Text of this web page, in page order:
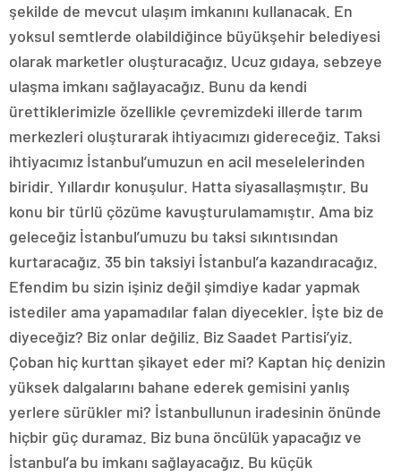
şekilde de mevcut ulaşım imkanını kullanacak. En
yoksul semtlerde olabildiğince büyükşehir belediyesi
olarak marketler oluşturacağız. Ucuz gıdaya, sebzeye
ulaşma imkanı sağlayacağız. Bunu da kendi
ürettiklerimizle özellikle çevremizdeki illerde tarım
merkezleri oluşturarak ihtiyacımızı gidereceğiz. Taksi
ihtiyacımız İstanbul’umuzun en acil meselelerinden
biridir. Yıllardır konuşulur. Hatta siyasallaşmıştır. Bu
konu bir türlü çözüme kavuşturulamamıştır. Ama biz
geleceğiz İstanbul’umuzu bu taksi sıkıntısından
kurtaracağız. 35 bin taksiyi İstanbul’a kazandıracağız.
Efendim bu sizin işiniz değil şimdiye kadar yapmak
istediler ama yapamadılar falan diyecekler. İşte biz de
diyeceğiz? Biz onlar değiliz. Biz Saadet Partisi’yiz.
Çoban hiç kurttan şikayet eder mi? Kaptan hiç denizin
yüksek dalgalarını bahane ederek gemisini yanlış
yerlere sürükler mi? İstanbullunun iradesinin önünde
hiçbir güç duramaz. Biz buna öncülük yapacağız ve
İstanbul’a bu imkanı sağlayacağız. Bu küçük